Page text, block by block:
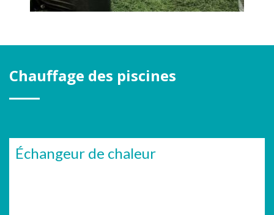
Chauffage des piscines
Échangeur de chaleur